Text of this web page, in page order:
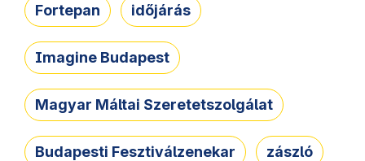
Fortepan időjárás
Imagine Budapest
Magyar Máltai Szeretetszolgálat
Budapesti Fesztiválzenekar zászló